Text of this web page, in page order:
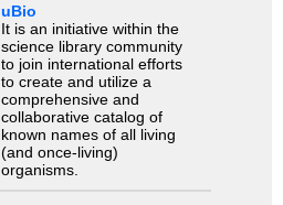
uBio
It is an initiative within the
science library community
to join international efforts
to create and utilize a
comprehensive and
collaborative catalog of
known names of all living
(and once-living)
organisms.